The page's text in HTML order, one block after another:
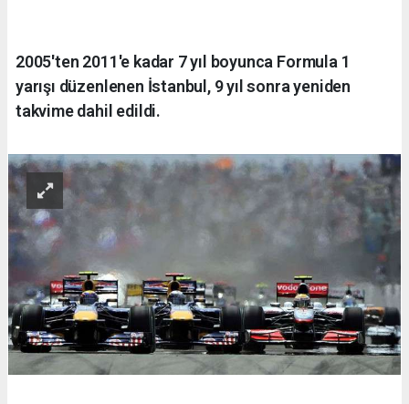
2005'ten 2011'e kadar 7 yıl boyunca Formula 1
yarışı düzenlenen İstanbul, 9 yıl sonra yeniden
takvime dahil edildi.